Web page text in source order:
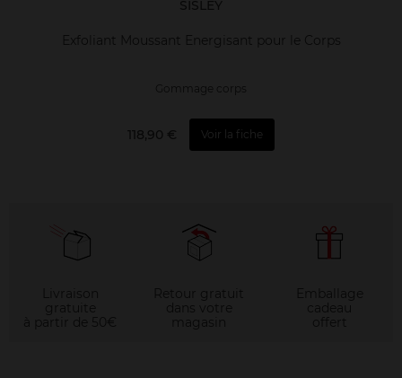
SISLEY
Exfoliant Moussant Energisant pour le Corps
Gommage corps
118,90 € Voir la fiche